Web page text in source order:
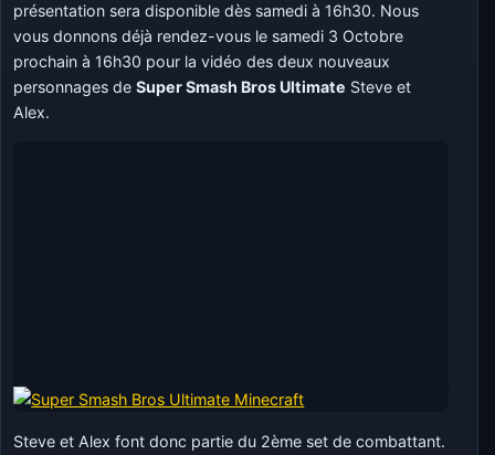
présentation sera disponible dès samedi à 16h30. Nous
vous donnons déjà rendez-vous le samedi 3 Octobre
prochain à 16h30 pour la vidéo des deux nouveaux
personnages deSuper Smash Bros Ultimate Steve et
Alex.
Steve et Alex font donc partie du 2ème set de combattant.